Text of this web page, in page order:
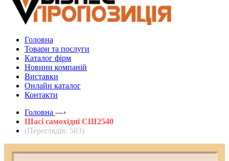
Головна
Товари та послуги
Каталог фірм
Новини компаній
Виставки
Онлайн каталог
Контакти
Головна —›
Шасі самохідні СШ2540
(Переглядів: 503)